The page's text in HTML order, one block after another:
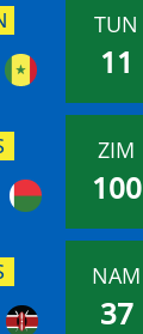
TUN
11
ZIM
100
NAM
37